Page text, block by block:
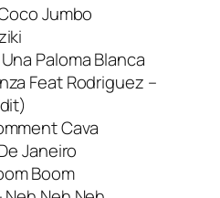
Jumbo
Paloma Blanca
Feat Rodriguez –
Cava
Janeiro
Boom